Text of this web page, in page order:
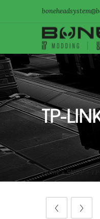
TP-
Home»SHOP»